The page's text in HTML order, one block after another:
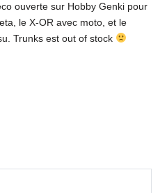
ouverte sur Hobby Genki pour
le X-OR avec moto, et le
Trunks est out of stock